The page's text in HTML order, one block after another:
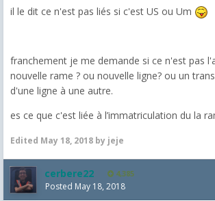
il le dit ce n'est pas liés si c'est US ou Um
franchement je me demande si ce n'est pas
nouvelle rame ? ou nouvelle ligne? ou un
d'une ligne à une autre.
es ce que c'est liée à l’immatriculation du la
Edited May 18, 2018 by jeje
cerbere22 4,385
Posted May 18, 2018